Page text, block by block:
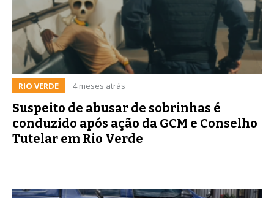
RIO VERDE 4 meses atrás
Suspeito de abusar de sobrinhas é
conduzido após ação da GCM e Conselho
Tutelar em Rio Verde